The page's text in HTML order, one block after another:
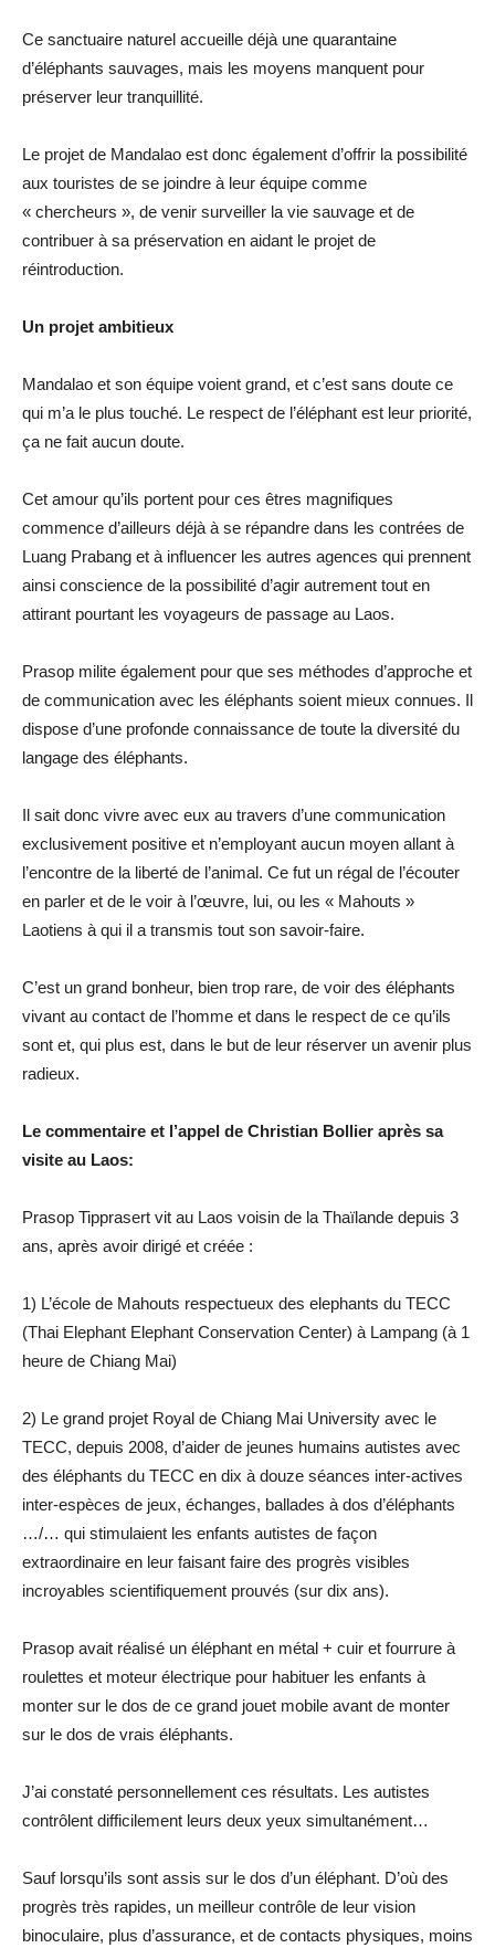
Ce sanctuaire naturel accueille déjà une quarantaine
d’éléphants sauvages, mais les moyens manquent pour
préserver leur tranquillité.
Le projet de Mandalao est donc également d’offrir la possibilité
aux touristes de se joindre à leur équipe comme
« chercheurs », de venir surveiller la vie sauvage et de
contribuer à sa préservation en aidant le projet de
réintroduction.
Un projet ambitieux
Mandalao et son équipe voient grand, et c’est sans doute ce
qui m’a le plus touché. Le respect de l’éléphant est leur priorité,
ça ne fait aucun doute.
Cet amour qu’ils portent pour ces êtres magnifiques
commence d’ailleurs déjà à se répandre dans les contrées de
Luang Prabang et à influencer les autres agences qui prennent
ainsi conscience de la possibilité d’agir autrement tout en
attirant pourtant les voyageurs de passage au Laos.
Prasop milite également pour que ses méthodes d’approche et
de communication avec les éléphants soient mieux connues. Il
dispose d’une profonde connaissance de toute la diversité du
langage des éléphants.
Il sait donc vivre avec eux au travers d’une communication
exclusivement positive et n’employant aucun moyen allant à
l’encontre de la liberté de l’animal. Ce fut un régal de l’écouter
en parler et de le voir à l’œuvre, lui, ou les « Mahouts »
Laotiens à qui il a transmis tout son savoir-faire.
C’est un grand bonheur, bien trop rare, de voir des éléphants
vivant au contact de l’homme et dans le respect de ce qu’ils
sont et, qui plus est, dans le but de leur réserver un avenir plus
radieux.
Le commentaire et l’appel de Christian Bollier après sa
visite au Laos:
Prasop Tipprasert vit au Laos voisin de la Thaïlande depuis 3
ans, après avoir dirigé et créée :
1) L’école de Mahouts respectueux des elephants du TECC
(Thai Elephant Elephant Conservation Center) à Lampang (à 1
heure de Chiang Mai)
2) Le grand projet Royal de Chiang Mai University avec le
TECC, depuis 2008, d’aider de jeunes humains autistes avec
des éléphants du TECC en dix à douze séances inter-actives
inter-espèces de jeux, échanges, ballades à dos d’éléphants
…/… qui stimulaient les enfants autistes de façon
extraordinaire en leur faisant faire des progrès visibles
incroyables scientifiquement prouvés (sur dix ans).
Prasop avait réalisé un éléphant en métal + cuir et fourrure à
roulettes et moteur électrique pour habituer les enfants à
monter sur le dos de ce grand jouet mobile avant de monter
sur le dos de vrais éléphants.
J’ai constaté personnellement ces résultats. Les autistes
contrôlent difficilement leurs deux yeux simultanément…
Sauf lorsqu’ils sont assis sur le dos d’un éléphant. D’où des
progrès très rapides, un meilleur contrôle de leur vision
binoculaire, plus d’assurance, et de contacts physiques, moins